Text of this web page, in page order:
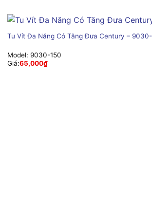
Tu Vít Đa Năng Có Tăng Đưa Century –
Model: 9030-150
Giá:65,000₫